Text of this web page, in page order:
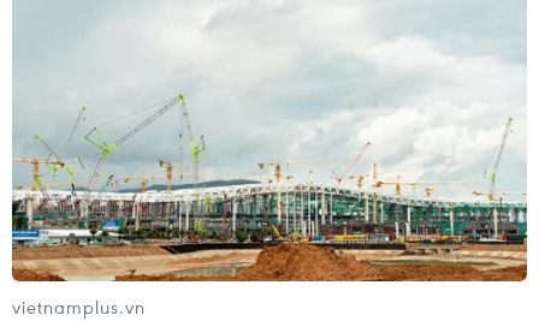
vietnamplus.vn